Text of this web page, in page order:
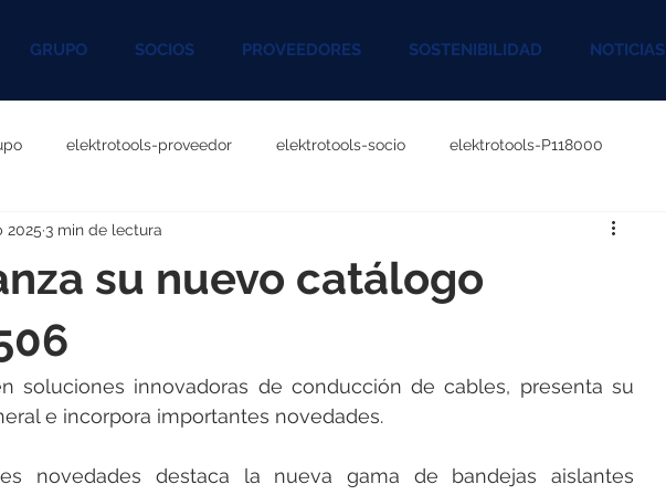
GRUPO SOCIOS PROVEEDORES SOSTENIBILIDAD NOTICIAS
elektrotools-proveedor elektrotools-socio elektrotools-P118000
P060000 elektrotools-P027000
P096000
P046000 elektrotools-P121000 elektrotools-P118000
su nuevo catálogo
2025 3 min de lectura
soluciones innovadoras de conducción de cables, presenta su
e incorpora importantes novedades.
novedades destaca la nueva gama de bandejas aislantes